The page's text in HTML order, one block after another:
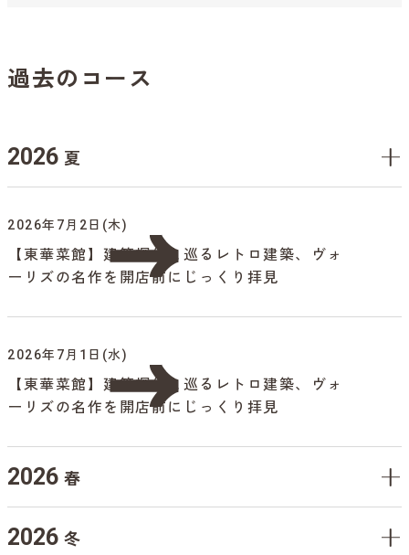
過去のコース
2026 夏
2026年7月2日(木)
【東華菜館】建築探偵と巡るレトロ建築、ヴォ
ーリズの名作を開店前にじっくり拝見
2026年7月1日(水)
【東華菜館】建築探偵と巡るレトロ建築、ヴォ
ーリズの名作を開店前にじっくり拝見
2026 春
2026 冬